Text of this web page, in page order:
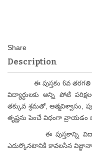
Description
ఈ పుస్తకం 6వ తరగతి
విద్యార్ధులకు అన్ని పోటి
తక్కువ శ్రమతో, ఆత్మవిశ్వాసం,
తృష్ణను పెంచే విధంగా వ్రాయడం
ఈ పుస్తకాన్ని
ఎదుర్కొనటానికి కావలసిన